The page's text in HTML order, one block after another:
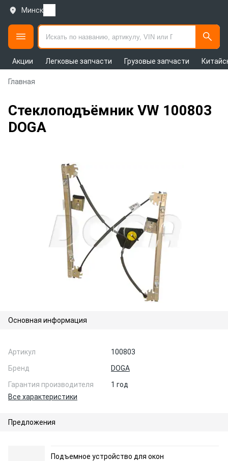
Минск
Акции Легковые запчасти Грузовые запчасти
Главная
Стеклоподъёмник VW 100803
DOGA
Основная информация
Артикул
100803
Бренд
DOGA
Гарантия производителя
1 год
Все характеристики
Предложения
Подъемное устройство для окон